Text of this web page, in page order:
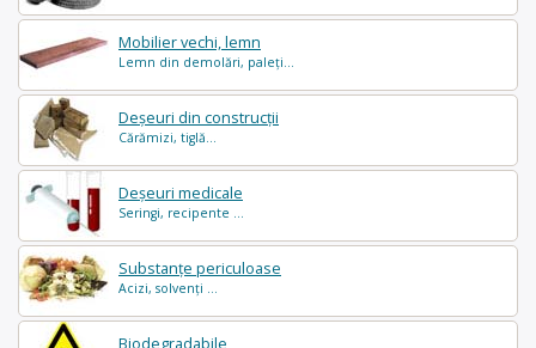
Mobilier vechi, lemn
Lemn din demolări, paleți...
Deșeuri din construcții
Cărămizi, tiglă...
Deșeuri medicale
Seringi, recipente ...
Substanțe periculoase
Acizi, solvenți ...